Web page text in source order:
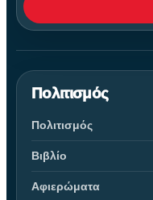
Πολιτισμός
Πολιτισμός
Βιβλίο
Αφιερώματα